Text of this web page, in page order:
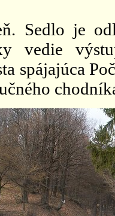
Sedlo je
vedie
spájajúca